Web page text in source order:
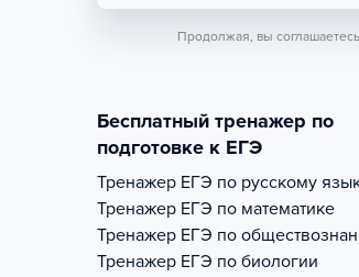
Продолжая, вы
Бесплатный тренажер по
подготовке к ЕГЭ
Тренажер ЕГЭ по русскому
Тренажер ЕГЭ по математике
Тренажер ЕГЭ по
Тренажер ЕГЭ по биологии